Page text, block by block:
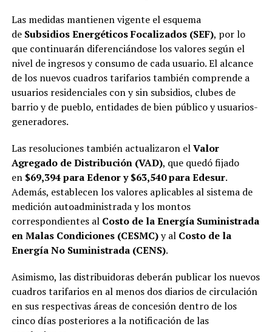
Las medidas mantienen vigente el esquema
de Subsidios Energéticos Focalizados (SEF), por lo
que continuarán diferenciándose los valores según el
nivel de ingresos y consumo de cada usuario. El alcance
de los nuevos cuadros tarifarios también comprende a
usuarios residenciales con y sin subsidios, clubes de
barrio y de pueblo, entidades de bien público y usuarios-
generadores.
Las resoluciones también actualizaron elValor
Agregado de Distribución (VAD), que quedó fijado
en $69,394 para Edenor y $63,540 para Edesur.
Además, establecen los valores aplicables al sistema de
medición autoadministrada y los montos
correspondientes al Costo de la Energía Suministrada
en Malas Condiciones (CESMC)y al Costo de la
Energía No Suministrada (CENS).
Asimismo, las distribuidoras deberán publicar los nuevos
cuadros tarifarios en al menos dos diarios de circulación
en sus respectivas áreas de concesión dentro de los
cinco días posteriores a la notificación de las